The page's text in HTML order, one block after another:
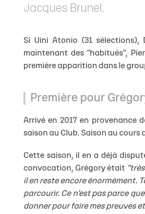
Jacques Brunel.
Si Uini Atonio (31 sélections),
maintenant des "habitués",
première apparition dans le
Première pour
Arrivé en 2017 en provenance
saison au Club. Saison au cours
Cette saison, il en a déjà
convocation, Grégory était
il en reste encore énormément.
parcourir. Ce n'est pas parce
donner pour faire mes preuves